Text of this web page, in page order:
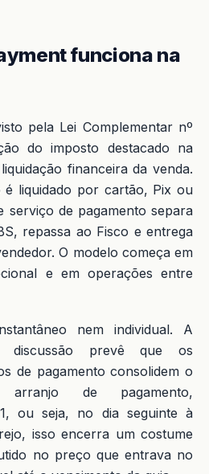
funciona na
pela Lei Complementar nº
do imposto destacado na
financeira da venda.
é liquidado por cartão, Pix ou
serviço de pagamento separa
repassa ao Fisco e entrega
O modelo começa em
e em operações entre
nem individual. A
discussão prevê que os
de pagamento consolidem o
arranjo de pagamento,
ou seja, no dia seguinte à
isso encerra um costume
no preço que entrava no